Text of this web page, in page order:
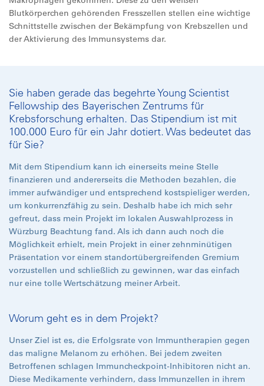
Blutkörperchen gehörenden Fresszellen stellen eine wichtige
Schnittstelle zwischen der Bekämpfung von Krebszellen und
der Aktivierung des Immunsystems dar.
Sie haben gerade das begehrte Young Scientist
Fellowship des Bayerischen Zentrums für
Krebsforschung erhalten. Das Stipendium ist mit
100.000 Euro für ein Jahr dotiert. Was bedeutet das
für Sie?
Mit dem Stipendium kann ich einerseits meine Stelle
finanzieren und andererseits die Methoden bezahlen, die
immer aufwändiger und entsprechend kostspieliger werden,
um konkurrenzfähig zu sein. Deshalb habe ich mich sehr
gefreut, dass mein Projekt im lokalen Auswahlprozess in
Würzburg Beachtung fand. Als ich dann auch noch die
Möglichkeit erhielt, mein Projekt in einer zehnminütigen
Präsentation vor einem standortübergreifenden Gremium
vorzustellen und schließlich zu gewinnen, war das einfach
nur eine tolle Wertschätzung meiner Arbeit.
Worum geht es in dem Projekt?
Unser Ziel ist es, die Erfolgsrate von Immuntherapien gegen
das maligne Melanom zu erhöhen. Bei jedem zweiten
Betroffenen schlagen Immuncheckpoint-Inhibitoren nicht an.
Diese Medikamente verhindern, dass Immunzellen in ihrem